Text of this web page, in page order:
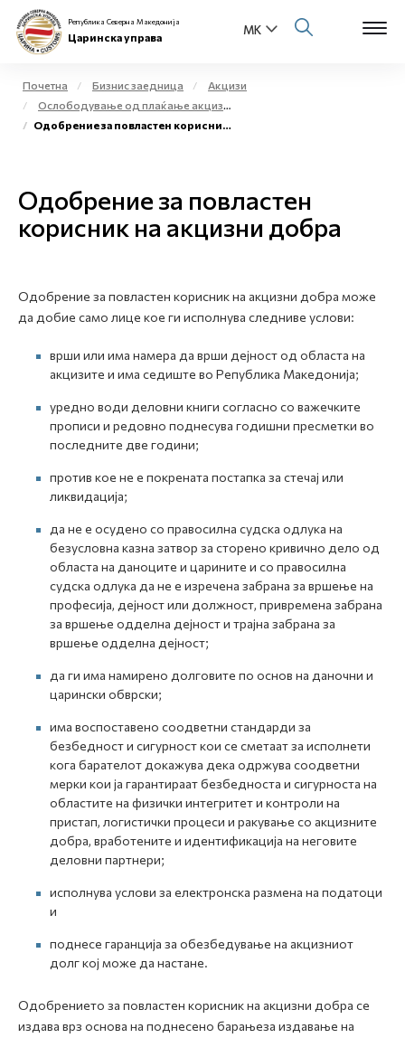
За нас
Бизнис заедница
Open
Медиа центар
Контакт
Е-Весник
Република Северна Македонија
Царинска управа
Почетна Бизнис заедница
Акцизи
Ослободување од плаќање акциза и повластено користење на акцизни добра
Одобрение за повластен корисник на акцизни добра
Одобрение за повластен
корисник на акцизни добра
Одобрение за повластен корисник на акцизни добра може
да добие само лице кое ги исполнува следниве услови:
врши или има намера да врши дејност од областа на
акцизите и има седиште во Република Македонија;
уредно води деловни книги согласно со важечките
прописи и редовно поднесува годишни пресметки во
последните две години;
против кое не е покрената постапка за стечај или
ликвидација;
да не е осудено со правосилна судска одлука на
безусловна казна затвор за сторено кривично дело од
областа на даноците и царините и со правосилна
судска одлука да не е изречена забрана за вршење на
професија, дејност или должност, привремена забрана
за вршење одделна дејност и трајна забрана за
вршење одделна дејност;
да ги има намирено долговите по основ на даночни и
царински обврски;
има воспоставено соодветни стандарди за
безбедност и сигурност кои се сметаат за исполнети
кога барателот докажува дека одржува соодветни
мерки кои ја гарантираат безбедноста и сигурноста на
областите на физички интегритет и контроли на
пристап, логистички процеси и ракување со акцизните
добра, вработените и идентификација на неговите
деловни партнери;
исполнува услови за електронска размена на податоци
и
поднесе гаранција за обезбедување на акцизниот
долг кој може да настане.
Одобрението за повластен корисник на акцизни добра се
издава врз основа на поднесено барањеза издавање на